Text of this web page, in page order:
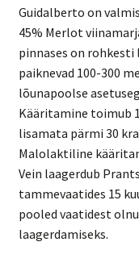
Guidalberto on
45% Merlot
pinnases on rohkesti
paiknevad 100-300
lõunapoolse
Kääritamine toimub
lisamata pärmi 30
Malolaktiline
Vein laagerdub
tammevaatides 15
pooled vaatidest
laagerdamiseks.